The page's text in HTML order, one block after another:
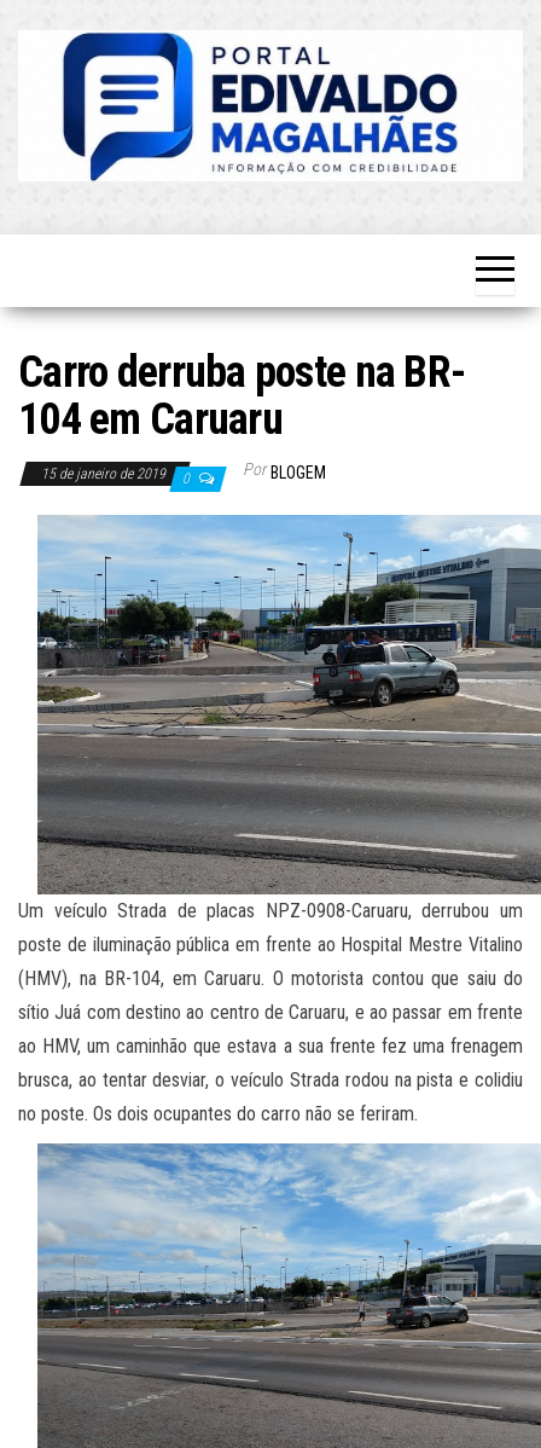
Atualizado!
Carro derruba poste na BR-
104 em Caruaru
15 de janeiro de 2019 0 Por BLOGEM
Um veículo Strada de placas NPZ-0908-Caruaru, derrubou um
poste de iluminação pública em frente ao Hospital Mestre Vitalino
(HMV), na BR-104, em Caruaru. O motorista contou que saiu do
sítio Juá com destino ao centro de Caruaru, e ao passar em frente
ao HMV, um caminhão que estava a sua frente fez uma frenagem
brusca, ao tentar desviar, o veículo Strada rodou na pista e colidiu
no poste. Os dois ocupantes do carro não se feriram.